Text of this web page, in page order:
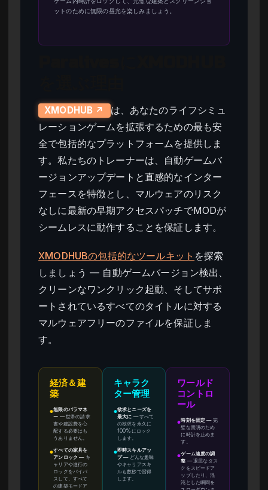
ットのために無限の昼光を楽しみましょう。
XMODHUB ↗
は、あなたのライフシミュ
レーションゲームを拡張するための最も安
全で包括的なプラットフォームを提供しま
す。私たちのトレーナーは、自動ゲームバ
ージョンアップデートと直感的なインター
フェースを特徴とし、マルウェアのリスク
なしに最新の早期アクセスパッチでMODが
シームレスに動作することを保証します。
XMODHUBの包括的なツールキット を探索
しましょう — 自動ゲームバージョン検出、
クリーンなワンクリック起動、そしてサポ
ートされているすべてのタイトルに対する
マルウェアフリーのファイルを保証しま
す。
経済＆建
築
●無限のパラマネ
ー —世帯の請求
書や建設費を心
配する必要はも
うありません。
●すべての家具を
アンロック — キ
ャリアや進行の
ロックをバイパ
スして、すべて
の建築モードア
キャラク
ター管理
●欲求とニーズを
最大に —すべて
の欲求を永久に
100%にロック
します。
●即時スキルアッ
プ— どんな趣味
やキャリアスキ
ルも数秒で習得
します。
ワールド
コントロ
ール
●時刻を固定 — 完
璧な照明のため
に時計を止めま
す。
●ゲーム速度の調
整 —退屈なタス
クをスピードア
ップしたり、混
沌とした瞬間を